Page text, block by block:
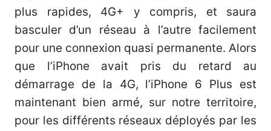
plus rapides, 4G+ y compris, et saura
basculer d’un réseau à l’autre facilement
pour une connexion quasi permanente. Alors
que l’iPhone avait pris du retard au
démarrage de la 4G, l’iPhone 6 Plus est
maintenant bien armé, sur notre territoire,
pour les différents réseaux déployés par les